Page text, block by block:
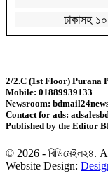
ঢাকাসহ
বাংলাদেশি
চার বছরে
পরিবার
‘চলতি
2/2.C (1st Floor) Purana
Mobile: 01889939133
Newsroom:
Contact for ads:
Published by the Editor
© 2026 - বিডিমেইল২৪.
Website Design: